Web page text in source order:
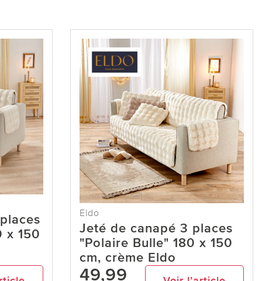
x 150
Eldo
Jeté de canapé 3 places
"Polaire Bulle" 180 x 150
cm, crème Eldo
49,99